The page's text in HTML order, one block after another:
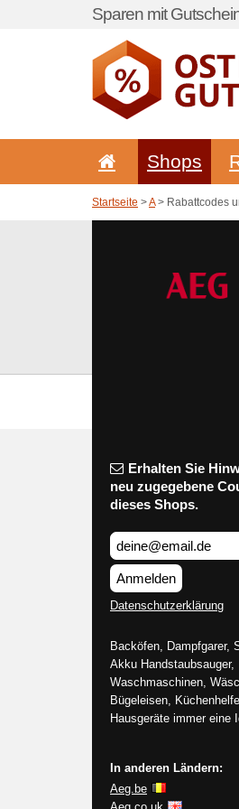
Sparen mit
Shops
Startseite >A> Rabattcodes
Erhalten Sie
neu zugegebene
dieses Shops.
Anmelden
Datenschutzerklärung
Backöfen, Dampfgarer,
Akku Handstaubsauger,
Waschmaschinen,
Bügeleisen,
Hausgeräte immer eine
In anderen Ländern:
Aeg.be